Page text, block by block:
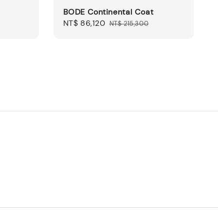
BODE Continental Coat
Sale
NT$ 86,120 Regular
NT$ 215,300